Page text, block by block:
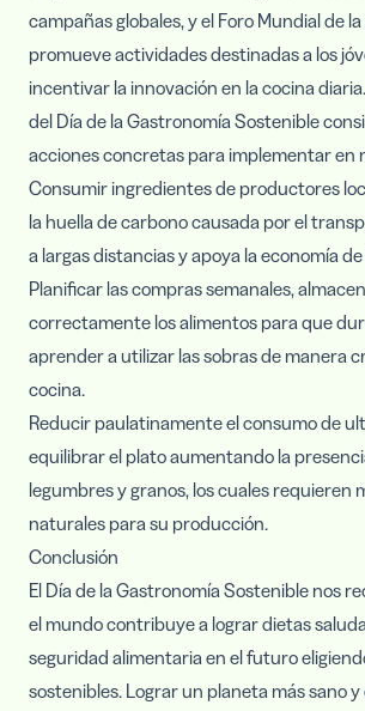
campañas globales, y el Foro Mundial de
promueve actividades destinadas a los
incentivar la innovación en la cocina
del Día de la Gastronomía Sostenible
acciones concretas para implementar en
Consumir ingredientes de productores
la huella de carbono causada por el
a largas distancias y apoya la economía
Planificar las compras semanales,
correctamente los alimentos para que
aprender a utilizar las sobras de manera
cocina.
Reducir paulatinamente el consumo de
equilibrar el plato aumentando la
legumbres y granos, los cuales requieren
naturales para su producción.
Conclusión
El Día de la Gastronomía Sostenible nos
el mundo contribuye a lograr dietas
seguridad alimentaria en el futuro
sostenibles. Lograr un planeta más sano